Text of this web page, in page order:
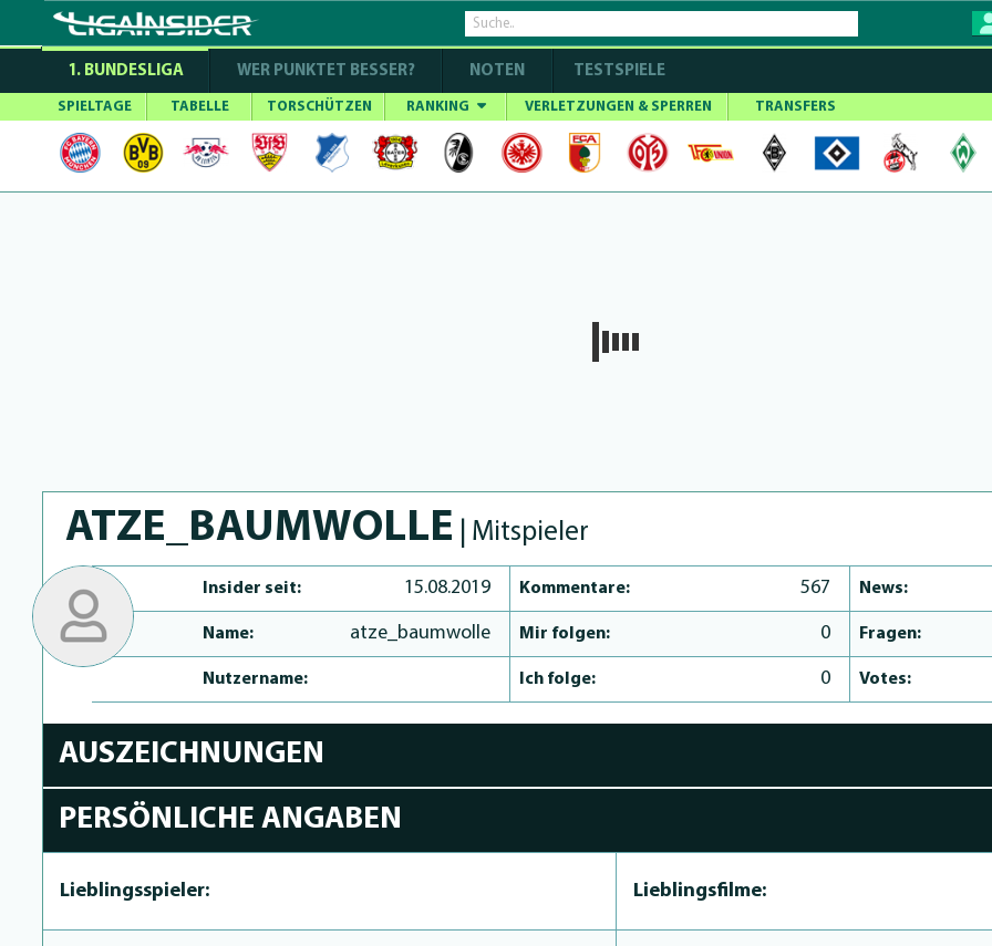
1. BUNDESLIGA WER PUNKTET BESSER? NOTEN TESTSPIELE
SPIELTAGE TABELLE TORSCHÜTZEN RANKING VERLETZUNGEN & SPERREN TRANSFERS
ATZE_BAUMWOLLE | Mitspieler
Insider seit: 15.08.2019 Kommentare: 567 News:
Name: atze_baumwolle Mir folgen: 0 Fragen:
Nutzername: Ich folge: 0 Votes:
AUSZEICHNUNGEN
PERSÖNLICHE ANGABEN
Lieblingsspieler: Lieblingsfilme: